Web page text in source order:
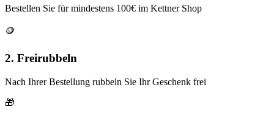
Bestellen Sie für mindestens 100€ im Kettner Shop
🪙
2. Freirubbeln
Nach Ihrer Bestellung rubbeln Sie Ihr Geschenk frei
🎁